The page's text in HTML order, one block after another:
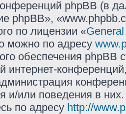
phpBB (в
phpBB»,
по лицензии «
можно по адресу
обеспечения phpBB
интернет-
и/или поведения в
по адресу http://